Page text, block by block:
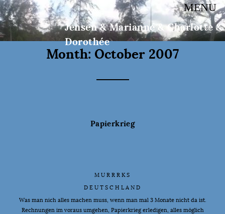
Jensen & Marianne & Charlotte &
Dorothée
Month: October 2007
MENU
Papierkrieg
MURRRKS
DEUTSCHLAND
Was man nich alles machen muss, wenn man mal 3 Monate nicht da ist.
Rechnungen im voraus umgehen, Papierkrieg erledigen, alles möglich